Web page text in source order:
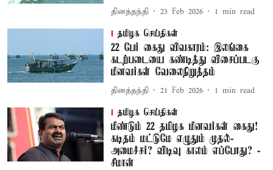
தினத்தந்தி 23 Feb 2026 1 min read
தமிழக செய்திகள்
22 பேர் கைது விவகாரம்: இலங்கை
கடற்படையை கண்டித்து விசைப்படகு
மீனவர்கள் வேலைநிறுத்தம்
தினத்தந்தி 21 Feb 2026 1 min read
தமிழக செய்திகள்
மீண்டும் 22 தமிழக மீனவர்கள் கைது!
கடிதம் மட்டுமே எழுதும் முதல்-
அமைச்சர்? விடிவு காலம் எப்போது? -
சீமான்